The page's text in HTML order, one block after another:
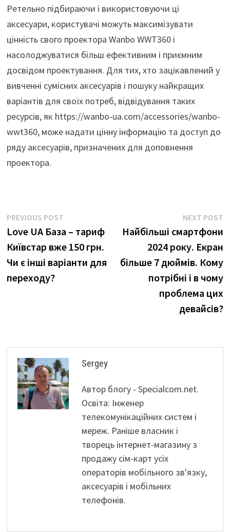
Ретельно підбираючи і використовуючи ці
аксесуари, користувачі можуть максимізувати
цінність свого проектора Wanbo WWT360 і
насолоджуватися більш ефективним і приємним
досвідом проектування. Для тих, хто зацікавлений у
вивченні сумісних аксесуарів і пошуку найкращих
варіантів для своїх потреб, відвідування таких
ресурсів, як https://wanbo-ua.com/accessories/wanbo-
wwt360, може надати цінну інформацію та доступ до
ряду аксесуарів, призначених для доповнення
проектора.
Навігація
записів
PREVIOUS POSTPrevious
post:
Love UA База – тариф
Київстар вже 150 грн.
Чи є інші варіанти для
переходу?
NEXT POST
Найбільші смартфони
2024 року. Екран
більше 7 дюймів. Кому
потрібні і в чому
проблема цих
девайсів?
Sergey
Автор блогу - Specialcom.net.
Освіта: Інженер
телекомунікаційних систем і
мереж. Раніше власник і
творець інтернет-магазину з
продажу сім-карт усіх
операторів мобільного зв'язку,
аксесуарів і мобільних
телефонів.